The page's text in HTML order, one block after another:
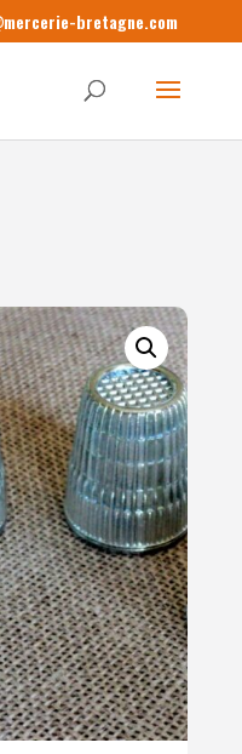
bretagne.com